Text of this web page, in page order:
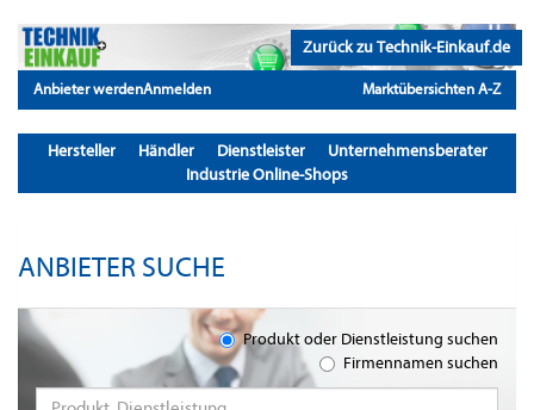
Zurück zu Technik-Einkauf.de
Anbieter werdenAnmelden Marktübersichten A-Z
Hersteller Händler Dienstleister
Unternehmensberater
Industrie Online-Shops
ANBIETER SUCHE
Produkt oder Dienstleistung suchen
Firmennamen suchen